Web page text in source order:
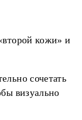
кожи» и
сочетать
визуально